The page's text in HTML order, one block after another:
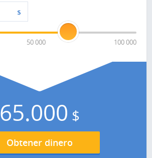
$
50 000 100 000
65.000 $
Obtener dinero